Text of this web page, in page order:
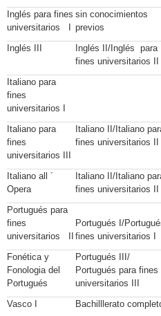
Inglés para fines
universitarios I
sin conocimientos
previos
Inglés III
Inglés II/Inglés para
fines universitarios II
Italiano para
fines
universitarios I
Italiano para
fines
universitarios III
Italiano II/Italiano
fines universitarios II
Italiano all ´
Opera
Italiano II/Italiano
fines universitarios II
Portugués para
fines
universitarios II
Portugués I/
fines universitarios I
Fonética y
Fonologia del
Portugués
Portugués III/
Portugués para fines
universitarios III
Vasco I
Bachilllerato